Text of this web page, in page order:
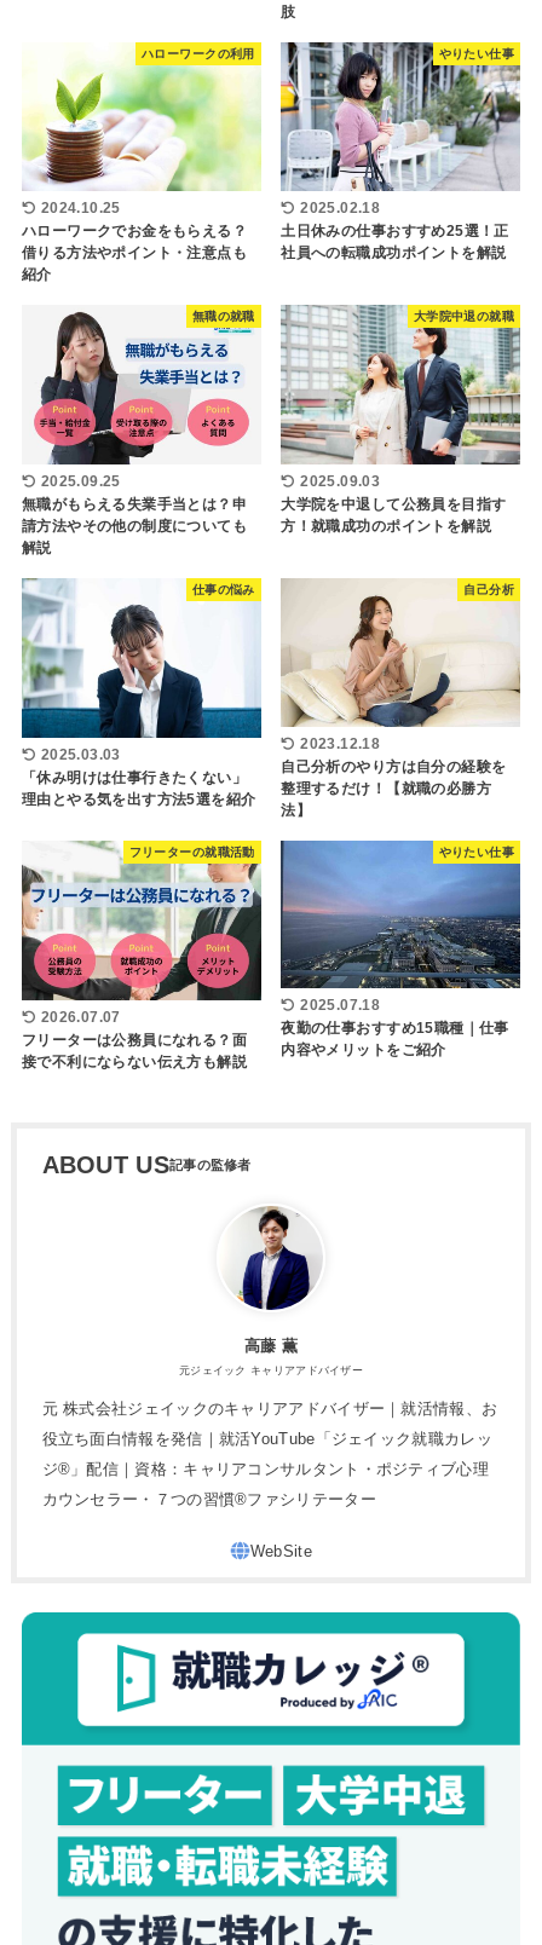
肢
ハローワークの利用
2024.10.25
ハローワークでお金をもらえる？
借りる方法やポイント・注意点も
紹介
やりたい仕事
2025.02.18
土日休みの仕事おすすめ25選！正
社員への転職成功ポイントを解説
無職の就職
2025.09.25
無職がもらえる失業手当とは？申
請方法やその他の制度についても
解説
大学院中退の就職
2025.09.03
大学院を中退して公務員を目指す
方！就職成功のポイントを解説
仕事の悩み
2025.03.03
「休み明けは仕事行きたくない」
理由とやる気を出す方法5選を紹介
自己分析
2023.12.18
自己分析のやり方は自分の経験を
整理するだけ！【就職の必勝方
法】
フリーターの就職活動
2026.07.07
フリーターは公務員になれる？面
接で不利にならない伝え方も解説
やりたい仕事
2025.07.18
夜勤の仕事おすすめ15職種｜仕事
内容やメリットをご紹介
ABOUT US
高藤 薫
元ジェイック キャリアアドバイザー
元 株式会社ジェイックのキャリアアドバイザー｜就活情報、お
役立ち面白情報を発信｜就活YouTube「ジェイック就職カレッ
ジ®」配信｜資格：キャリアコンサルタント・ポジティブ心理
カウンセラー・７つの習慣®︎ファシリテーター